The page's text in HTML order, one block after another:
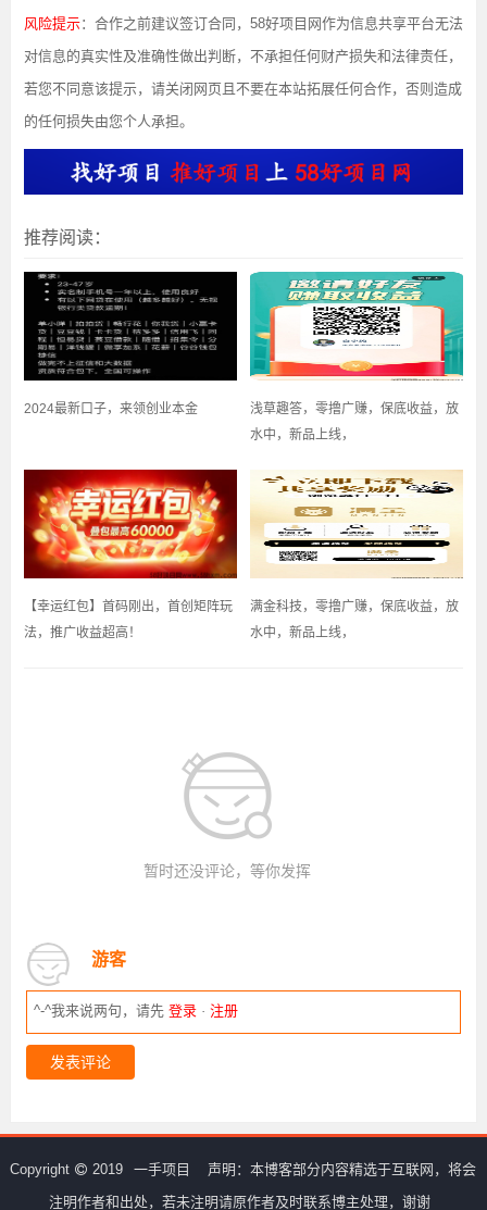
风险提示：合作之前建议签订合同，58好项目网作为信息共享平台无法
对信息的真实性及准确性做出判断，不承担任何财产损失和法律责任，
若您不同意该提示，请关闭网页且不要在本站拓展任何合作，否则造成
的任何损失由您个人承担。
推荐阅读：
2024最新口子，来领创业本金
浅草趣答，零撸广赚，保底收益，放
水中，新品上线，
【幸运红包】首码刚出，首创矩阵玩
法，推广收益超高！
满金科技，零撸广赚，保底收益，放
水中，新品上线，
暂时还没评论，等你发挥
游客
^-^我来说两句，请先登录 · 注册
发表评论
Copyright 2019 一手项目
声明：本博客部分内容精选于互联网，将会
注明作者和出处，若未注明请原作者及时联系博主处理，谢谢